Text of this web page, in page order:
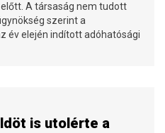
A társaság nem tudott
szerint a
év elején indított adóhatósági
is utolérte a